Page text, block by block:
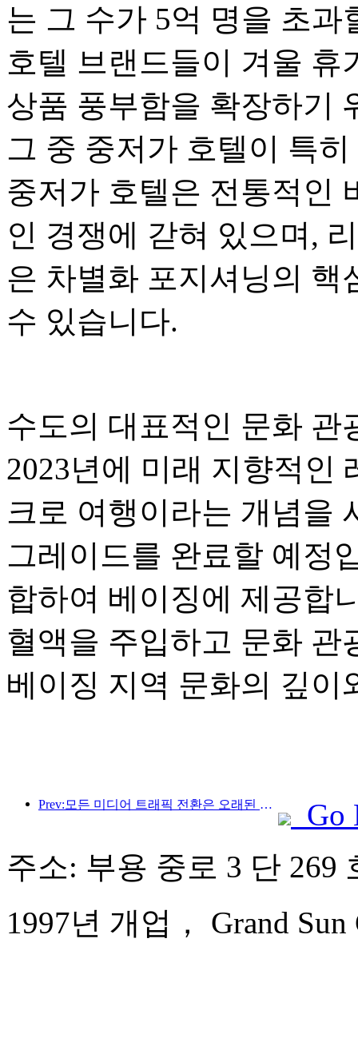
는 그 수가 5억 명을 초
호텔 브랜드들이 겨울
상품 풍부함을 확장하기
그 중 중저가 호텔이 특
중저가 호텔은 전통적인
인 경쟁에 갇혀 있으며,
은 차별화 포지셔닝의 핵
수 있습니다.
수도의 대표적인 문화 관
2023년에 미래 지향적인
크로 여행이라는 개념을
그레이드를 완료할 예정
합하여 베이징에 제공합
혈액을 주입하고 문화
베이징 지역 문화의 깊이
Prev:모든 미디어 트래픽 전환은 오래된 매장에 활력을 불어넣고 '제로 램프업'의 새로운 모델을 만듭니다.
Go
주소: 부용 중로 3 단 269
1997년 개업， Grand